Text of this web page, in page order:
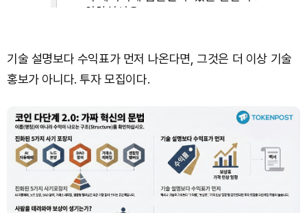
기술 설명보다 수익표가 먼저 나온다면, 그것은 더 이상 기술
홍보가 아니다. 투자 모집이다.